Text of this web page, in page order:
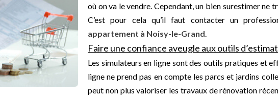
où on va le vendre. Cependant, un bien surestimer ne
C’est pour cela qu’il faut contacter un
appartement à Noisy-le-Grand
Faire une confiance aveugle aux outils
Les simulateurs en ligne sont des outils pratiques et
ligne ne prend pas en compte les parcs et jardins
peut non plus valoriser les travaux de rénovation